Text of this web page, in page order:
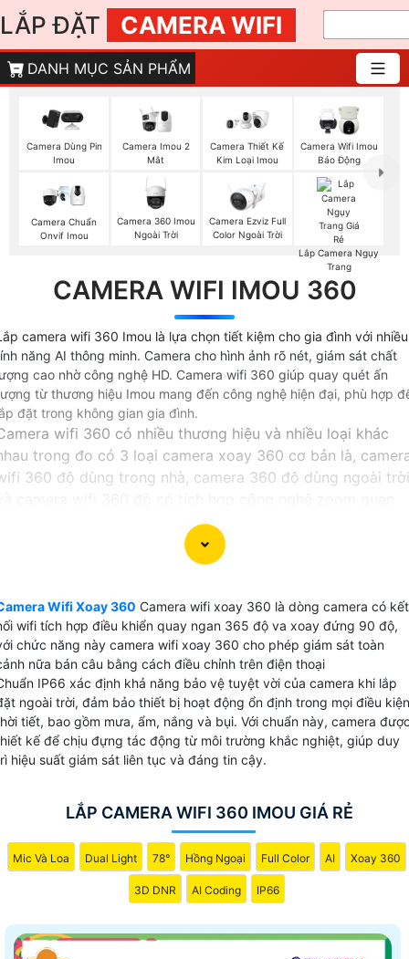
LẮP ĐẶT CAMERA WIFI
DANH MỤC SẢN PHẨM
Camera Dùng Pin
Imou
Camera Imou 2
Mắt
Camera Thiết Kế
Kim Loại Imou
Camera Wifi Imou
Báo Động
Camera Chuẩn
Onvif Imou
Camera 360 Imou
Ngoài Trời
Camera Ezviz Full
Color Ngoài Trời
Lắp Camera Ngụy
Trang
CAMERA WIFI IMOU 360
camera wifi 360 Imou là lựa chọn tiết kiệm cho gia đình với nhiều
năng AI thông minh. Camera cho hình ảnh rõ nét, giám sát chất
cao nhờ công nghệ HD. Camera wifi 360 giúp quay quét ấn
từ thương hiệu Imou mang đến công nghệ hiện đại, phù hợp
đặt trong không gian gia đình.
wifi 360 có nhiều thương hiệu và nhiều loại khác
trong đo có 3 loại camera xoay 360 cơ bản là,
360 độ dùng trong nhà, camera 360 độ dùng ngoài trời
cả các thương hiệu camera wifi đều có những dòng
360 độ tích hợp nhiều chức năng từ giá rẻ đến
camera từ 2.0MP đến camera độ phân giải 4Mp 8MP
ứng với xuất hình ảnh chất lượng ultra 2k và 4K.
Wifi Xoay 360 Camera wifi xoay 360 là dòng camera có kết
wifi tích hợp điều khiển quay ngan 365 độ va xoay đứng 90 độ,
chức năng này camera wifi xoay 360 cho phép giám sát toàn
nữa bán câu bằng cách điều chỉnh trên điện thoại
IP66 xác định khả năng bảo vệ tuyệt vời của camera khi lắp
ngoài trời, đảm bảo thiết bị hoạt động ổn định trong mọi điều kiện
tiết, bao gồm mưa, ẩm, nắng và bụi. Với chuẩn này, camera
kế để chịu đựng tác động từ môi trường khắc nghiệt, giúp duy
hiệu suất giám sát liên tục và đáng tin cậy.
LẮP CAMERA WIFI 360 IMOU GIÁ RẺ
Mic Và Loa Dual Light 78° Hồng Ngoại Full Color AI Xoay 360
3D DNR AI Coding IP66